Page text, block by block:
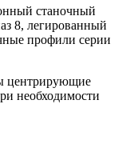
станочный
8, легированный
профили серии
центрирующие
необходимости